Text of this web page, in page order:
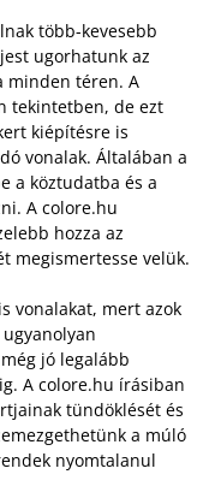
több-kevesebb
ugorhatunk az
minden téren. A
tekintetben, de ezt
kiépítésre is
vonalak. Általában a
a köztudatba és a
A colore.hu
hozza az
megismertesse velük.
vonalakat, mert azok
jó legalább
A colore.hu írásiban
tündöklését és
a múló
nyomtalanul